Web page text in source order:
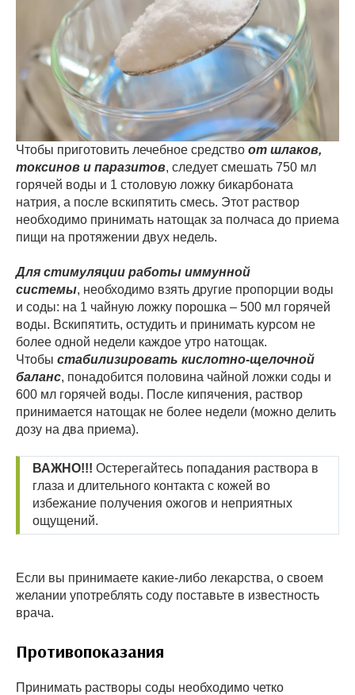
Чтобы приготовить лечебное средство от шлаков,
токсинов и паразитов, следует смешать 750 мл
горячей воды и 1 столовую ложку бикарбоната
натрия, а после вскипятить смесь. Этот раствор
необходимо принимать натощак за полчаса до приема
пищи на протяжении двух недель.
Для стимуляции работы иммунной
системы, необходимо взять другие пропорции воды
и соды: на 1 чайную ложку порошка – 500 мл горячей
воды. Вскипятить, остудить и принимать курсом не
более одной недели каждое утро натощак.
Чтобы стабилизировать кислотно-щелочной
баланс, понадобится половина чайной ложки соды и
600 мл горячей воды. После кипячения, раствор
принимается натощак не более недели (можно делить
дозу на два приема).
ВАЖНО!!!Остерегайтесь попадания раствора в
глаза и длительного контакта с кожей во
избежание получения ожогов и неприятных
ощущений.
Если вы принимаете какие-либо лекарства, о своем
желании употреблять соду поставьте в известность
врача.
Противопоказания
Принимать растворы соды необходимо четко